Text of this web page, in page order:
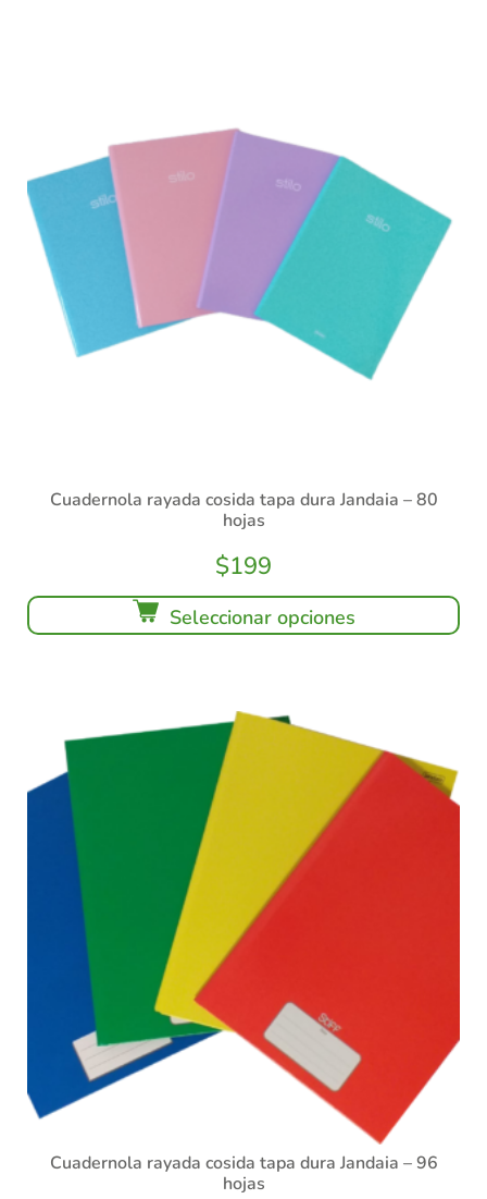
Cuadernola rayada cosida tapa dura Jandaia – 80
hojas
$199
Seleccionar opciones
Cuadernola rayada cosida tapa dura Jandaia – 96
hojas